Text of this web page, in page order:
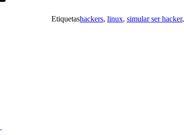
Etiquetashackers, linux, simular ser hacker,